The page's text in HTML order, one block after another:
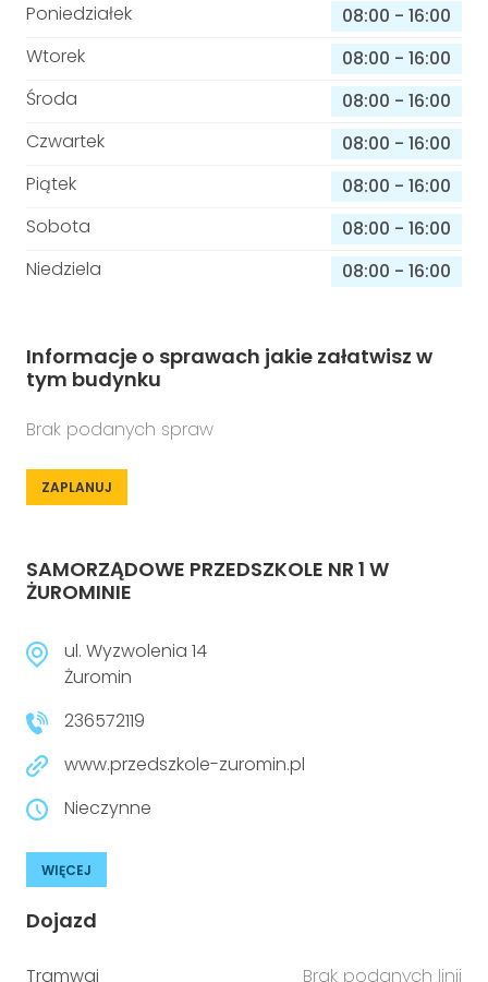
Poniedziałek 08:00 - 16:00
Wtorek
08:00 - 16:00
Środa
08:00 - 16:00
Czwartek
08:00 - 16:00
Piątek
08:00 - 16:00
Sobota
08:00 - 16:00
Niedziela
08:00 - 16:00
Informacje o sprawach jakie załatwisz w
tym budynku
Brak podanych spraw
ZAPLANUJ
SAMORZĄDOWE PRZEDSZKOLE NR 1 W
ŻUROMINIE
ul. Wyzwolenia 14
Żuromin
236572119
www.przedszkole-zuromin.pl
Nieczynne
WIĘCEJ
Dojazd
Tramwaj
Brak podanych linii